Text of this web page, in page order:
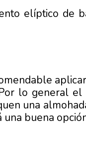
elíptico de
lo general
una
buena